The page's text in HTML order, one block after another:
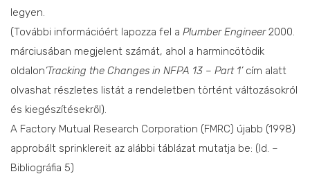
legyen.
(További információért lapozza fel a Plumber Engineer2000.
márciusában megjelent számát, ahol a harmincötödik
oldalon‘Tracking the Changes in NFPA 13 – Part 1’ cím alatt
olvashat részletes listát a rendeletben történt változásokról
és kiegészítésekről).
A Factory Mutual Research Corporation (FMRC) újabb (1998)
approbált sprinklereit az alábbi táblázat mutatja be: (ld. –
Bibliográfia 5)